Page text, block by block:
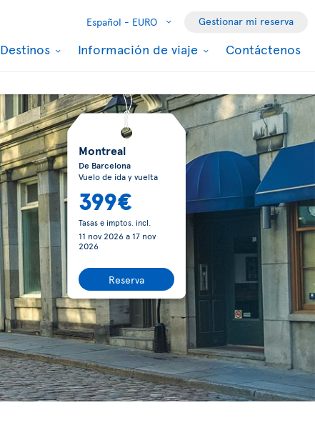
Español - EURO Gestionar mi reserva
Destinos Información de viaje Contáctenos
Montreal
De Barcelona
Vuelo de ida y vuelta
399€
Tasas e imptos. incl.
11 nov 2026a 17 nov
2026
Reserva